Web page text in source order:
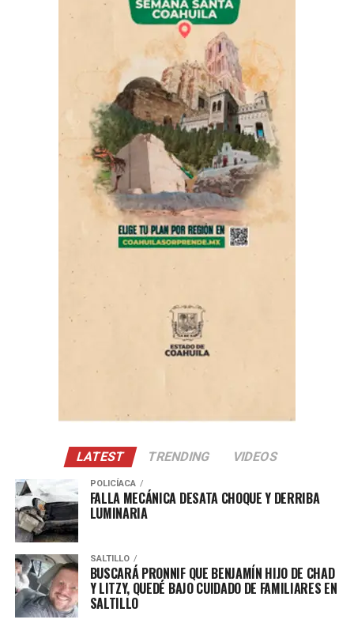
ADVERTISEMENT
Asimismo, este miércoles y como parte de esta jornada
integral, personal municipal reforzó las labores de
limpieza profunda a través de la Barredora Mecánica,
con la que se atendió importantes vialidades como el
periférico Luis Echeverría Álvarez, así como los
bulevares Fundadores, Emilio Arizpe de la Maza y
Nazario S. Ortiz Garza, entre otros sitios estratégicos de
Asimismo, cuadrillas municipales realizaron intensos
trabajos de deshierbe, limpieza general y mantenimiento
fraccionamiento Valle Real, ubicada entre las calles
limpio y agradable para las familias del sector.
El alcalde Javier Díaz González recordó el número 844-
160-08-08, del asistente virtual “Saltillo Fácil”, con el
que se puede reportar cualquier servicio público
municipal para su inmediata atención.
LATEST TRENDING VIDEOS
POLICÍACA
FALLA MECÁNICA DESATA CHOQUE Y DERRIBA
LUMINARIA
SALTILLO
BUSCARÁ PRONNIF QUE BENJAMÍN HIJO DE CHAD
Y LITZY, QUEDÉ BAJO CUIDADO DE FAMILIARES EN
SALTILLO